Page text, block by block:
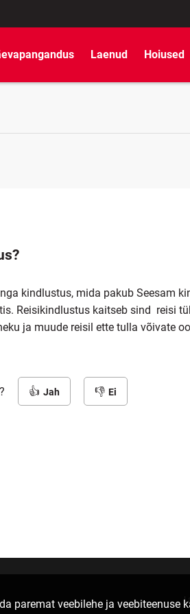
Laenud Hoiused
kindlustus, mida pakub Seesam
Reisikindlustus kaitseb sind reisi
ja muude reisil ette tulla võivate
Jah Ei
paremat veebilehe ja veebiteenuse